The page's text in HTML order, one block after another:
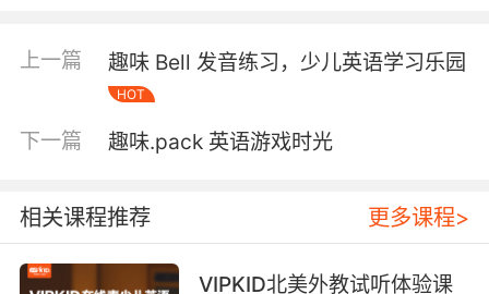
词：表示主语的变化或转变，如become, get,
grow, turn等。例如：The leaves turn yellow in
autumn.（秋天叶子变黄。） 连系动词的用法 连
系动词的用法相对简单，但需要注意以下几点：
后接表语：连系动词后通常接形容词、名词或介
漂亮。）He became a doctor.（他成为了一名
医生。） 不表示动作：连系动词不表示具体的动
作，而是描述主语的状态或性质。例如：The
上一篇 趣味 Bell 发音练习，少儿英语学习乐园
HOT
下一篇 趣味.pack 英语游戏时光
相关课程推荐 更多课程>
VIPKID北美外教试听体验课